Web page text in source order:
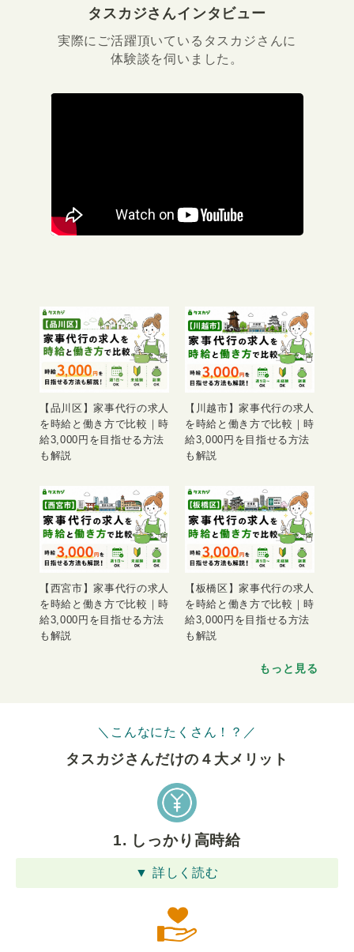
タスカジさんインタビュー
実際にご活躍頂いているタスカジさんに
体験談を伺いました。
【品川区】家事代行の求人
を時給と働き方で比較｜時
給3,000円を目指せる方法
も解説
【川越市】家事代行の求人
を時給と働き方で比較｜時
給3,000円を目指せる方法
も解説
【西宮市】家事代行の求人
を時給と働き方で比較｜時
給3,000円を目指せる方法
も解説
【板橋区】家事代行の求人
を時給と働き方で比較｜時
給3,000円を目指せる方法
も解説
もっと見る
＼こんなにたくさん！？／
タスカジさんだけの４⼤メリット
1. しっかり高時給
▼ 詳しく読む